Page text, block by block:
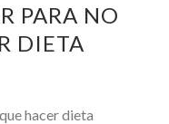
PARA NO
DIETA
hacer dieta